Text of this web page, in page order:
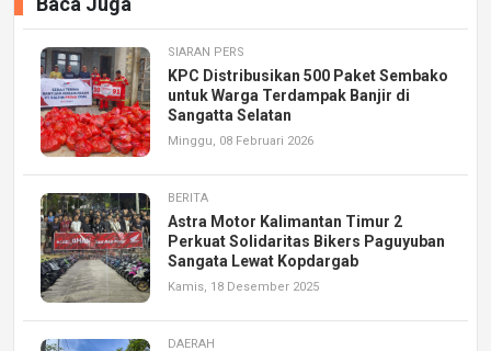
SIARAN PERS
KPC Distribusikan 500 Paket Sembako
untuk Warga Terdampak Banjir di
Sangatta Selatan
Minggu, 08 Februari 2026
BERITA
Astra Motor Kalimantan Timur 2
Perkuat Solidaritas Bikers Paguyuban
Sangata Lewat Kopdargab
Kamis, 18 Desember 2025
DAERAH